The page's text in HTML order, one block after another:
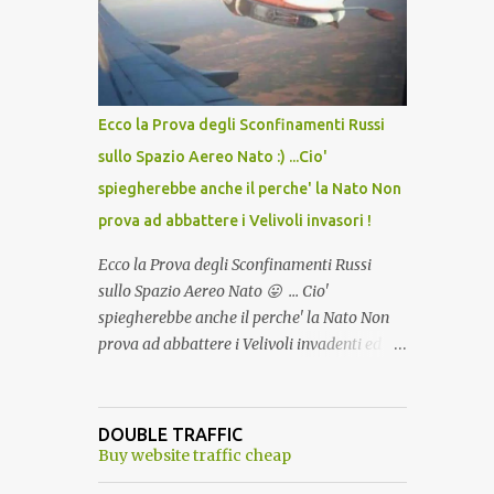
lo scopo della temperatura? Qualcuno a suo
tempo ribattezzo' il Vaccino come: l' Amaro
del Capo, era "spettacolare Ghiacciato, ma
andava bene anche, a Temperatura
Ambiente"! Riproponiamo l'articolo per NON
Ecco la Prova degli Sconfinamenti Russi
sullo Spazio Aereo Nato :) ...Cio'
spiegherebbe anche il perche' la Nato Non
prova ad abbattere i Velivoli invasori !
Ecco la Prova degli Sconfinamenti Russi
sullo Spazio Aereo Nato 😛 ... Cio'
spiegherebbe anche il perche' la Nato Non
prova ad abbattere i Velivoli invadenti ed
alcuna notizia di un'invasione dello spazio
aereo NATO da parte di un robot chiamato
DOUBLE TRAFFIC
Buy website traffic cheap